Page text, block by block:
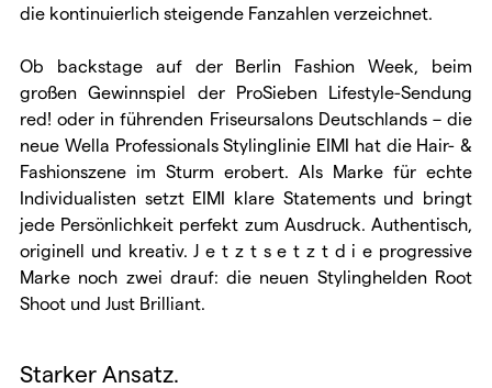
die kontinuierlich steigende Fanzahlen verzeichnet.
Ob backstage auf der Berlin Fashion Week, beim
großen Gewinnspiel der ProSieben Lifestyle-Sendung
red! oder in führenden Friseursalons Deutschlands – die
neue Wella Professionals Stylinglinie EIMI hat die Hair- &
Fashionszene im Sturm erobert. Als Marke für echte
Individualisten setzt EIMI klare Statements und bringt
jede Persönlichkeit perfekt zum Ausdruck. Authentisch,
originell und kreativ. J e t z t s e t z t d i e progressive
Marke noch zwei drauf: die neuen Stylinghelden Root
Shoot und Just Brilliant.
Starker Ansatz.